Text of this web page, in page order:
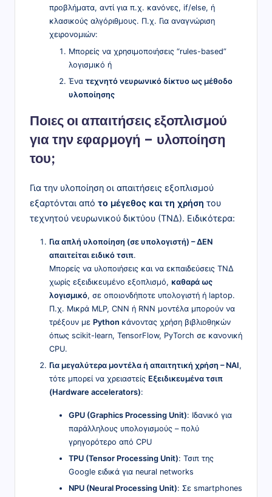
προβλήματα, αντί για π.χ. κανόνες, if/else, ή
κλασικούς αλγόριθμους. Π.χ. Για αναγνώριση
χειρονομιών:
Μπορείς να χρησιμοποιήσεις “rules-based”
λογισμικό ή
Ένα τεχνητό νευρωνικό δίκτυο ως μέθοδο
υλοποίησης
Ποιες οι απαιτήσεις εξοπλισμού
για την εφαρμογή – υλοποίηση
του;
Για την υλοποίηση οι απαιτήσεις εξοπλισμού
εξαρτόνται από το μέγεθος και τη χρήση του
τεχνητού νευρωνικού δικτύου (ΤΝΔ). Ειδικότερα:
Για απλή υλοποίηση (σε υπολογιστή) – ΔΕΝ
απαιτείται ειδικό τσιπ.
Μπορείς να υλοποιήσεις και να εκπαιδεύσεις ΤΝΔ
χωρίς εξειδικευμένο εξοπλισμό, καθαρά ως
λογισμικό, σε οποιονδήποτε υπολογιστή ή laptop.
Π.χ. Μικρά MLP, CNN ή RNN μοντέλα μπορούν να
τρέξουν με Python κάνοντας χρήση βιβλιοθηκών
όπως scikit-learn, TensorFlow, PyTorch σε κανονική
CPU.
Για μεγαλύτερα μοντέλα ή απαιτητική χρήση – ΝΑΙ,
τότε μπορεί να χρειαστείς Εξειδικευμένα τσιπ
(Hardware accelerators):
GPU (Graphics Processing Unit): Ιδανικό για
παράλληλους υπολογισμούς – πολύ
γρηγορότερο από CPU
TPU (Tensor Processing Unit): Τσιπ της
Google ειδικά για neural networks
NPU (Neural Processing Unit): Σε smartphones